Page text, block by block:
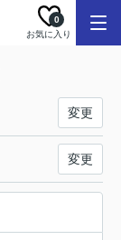
お気に入り
0
変更
変更